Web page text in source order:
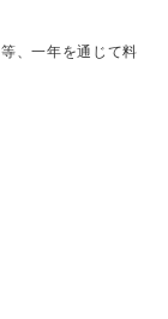
、一年を通じて料